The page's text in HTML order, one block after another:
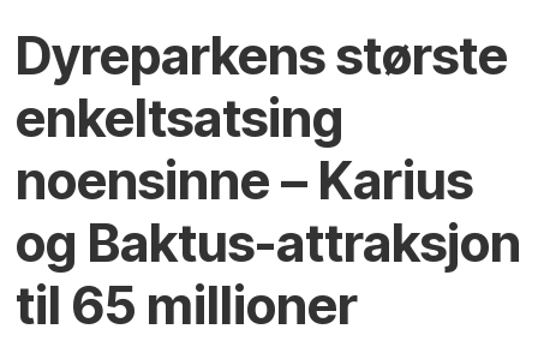
Dyreparkens største
enkeltsatsing
noensinne – Karius
og Baktus-attraksjon
til 65 millioner